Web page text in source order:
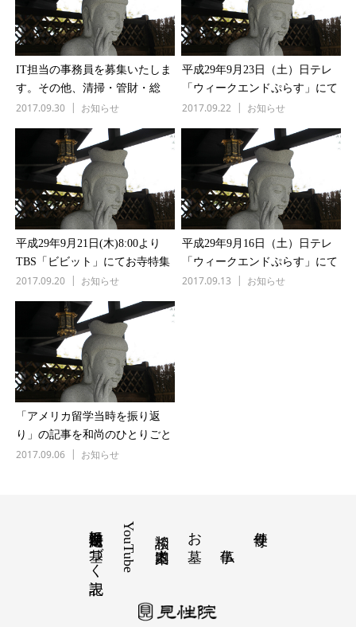
IT担当の事務員を募集いたしま
す。その他、清掃・管財・総
務・出家等の希望者も合わせて
2017.09.30 お知らせ
平成29年9月23日（土）日テレ
「ウィークエンドぷらす」にて
日本の”寺”はどこへ・・・のテ
されます。
2017.09.22 お知らせ
平成29年9月21日(木)8:00より
TBS「ビビット」にてお寺特集
として見性院の取り組みが放送
2017.09.20 お知らせ
平成29年9月16日（土）日テレ
「ウィークエンドぷらす」にて
日本の”寺”はどこへ・・・のテ
2017.09.13 お知らせ
「アメリカ留学当時を振り返
り」の記事を和尚のひとりごと
に公開いたしました。
2017.09.06 お知らせ
寺便り
お墓
YouTube
特定商取引法に基づく表記